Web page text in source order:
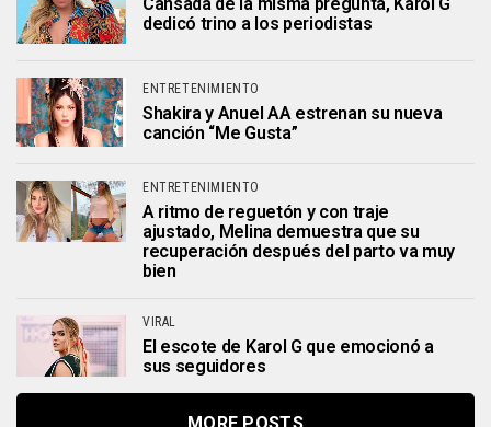
dedicó trino a los periodistas
ENTRETENIMIENTO
Shakira y Anuel AA estrenan su nueva
canción “Me Gusta”
ENTRETENIMIENTO
A ritmo de reguetón y con traje
ajustado, Melina demuestra que su
recuperación después del parto va muy
bien
VIRAL
El escote de Karol G que emocionó a
sus seguidores